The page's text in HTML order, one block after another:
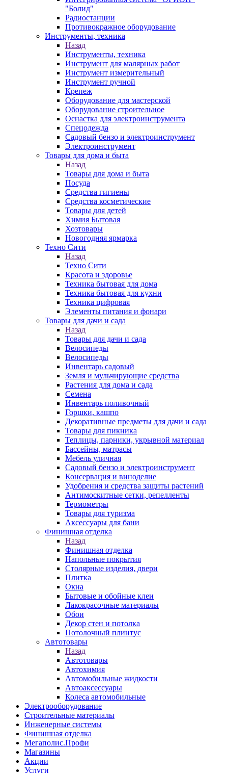
"Болид"
Радиостанции
Противокражное оборудование
Инструменты, техника
Назад
Инструменты, техника
Инструмент для малярных работ
Инструмент измерительный
Инструмент ручной
Крепеж
Оборудование для мастерской
Оборудование строительное
Оснастка для электроинструмента
Спецодежда
Садовый бензо и электроинструмент
Электроинструмент
Товары для дома и быта
Назад
Товары для дома и быта
Посуда
Средства гигиены
Средства косметические
Товары для детей
Химия Бытовая
Хозтовары
Новогодняя ярмарка
Техно Сити
Назад
Техно Сити
Красота и здоровье
Техника бытовая для дома
Техника бытовая для кухни
Техника цифровая
Элементы питания и фонари
Товары для дачи и сада
Назад
Товары для дачи и сада
Велосипеды
Велосипеды
Инвентарь садовый
Земля и мульчирующие средства
Растения для дома и сада
Семена
Инвентарь поливочный
Горшки, кашпо
Декоративные предметы для дачи и сада
Товары для пикника
Теплицы, парники, укрывной материал
Бассейны, матрасы
Мебель уличная
Садовый бензо и электроинструмент
Консервация и виноделие
Удобрения и средства защиты растений
Антимоскитные сетки, репелленты
Термометры
Товары для туризма
Аксессуары для бани
Финишная отделка
Назад
Финишная отделка
Напольные покрытия
Столярные изделия, двери
Плитка
Окна
Бытовые и обойные клеи
Лакокрасочные материалы
Обои
Декор стен и потолка
Потолочный плинтус
Автотовары
Назад
Автотовары
Автохимия
Автомобильные жидкости
Автоаксессуары
Колеса автомобильные
Электрооборудование
Строительные материалы
Инженерные системы
Финишная отделка
Мегаполис.Профи
Магазины
Акции
Услуги